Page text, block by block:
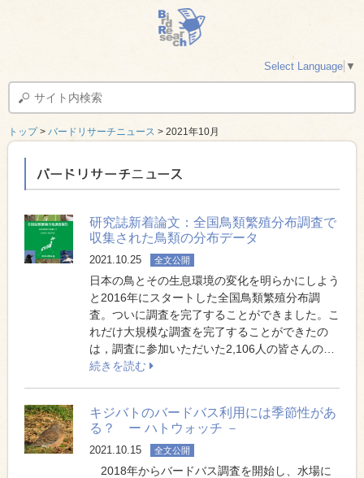
トップ> バードリサーチニュース > 2021年10月
研究誌新着論文：全国鳥類繁殖分布調査で
収集された鳥類の分布データ
2021.10.25 全文公開
日本の鳥とその生息環境の変化を明らかにしよう
と2016年にスタートした全国鳥類繁殖分布調
査。ついに調査を完了することができました。こ
れだけ大規模な調査を完了することができたの
は，調査に参加いただいた2,106人の皆さんの…
続きを読む
キジバトのバードバス利用には季節性があ
る？ ー ハトウォッチ －
2021.10.15 全文公開
2018年からバードバス調査を開始し、水場に
Select Language ▼